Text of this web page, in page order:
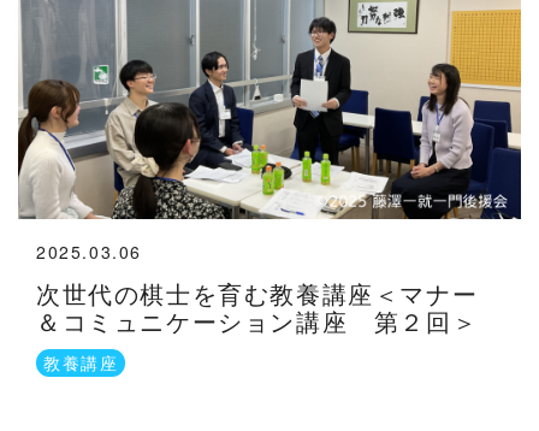
次世代の棋士を育む教養講座＜マナー
＆コミュニケーション講座 第２回＞
2025.03.06
教養講座